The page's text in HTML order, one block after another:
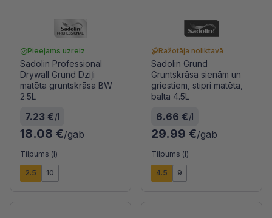
Pieejams uzreiz
Sadolin Professional
Drywall Grund Dziļi
matēta gruntskrāsa BW
2.5L
7.23 €/l
18.08 €/gab
Tilpums (l)
2.5 10
Ražotāja noliktavā
Sadolin Grund
Gruntskrāsa sienām un
griestiem, stipri matēta,
balta 4.5L
6.66 €/l
29.99 €/gab
Tilpums (l)
4.5 9